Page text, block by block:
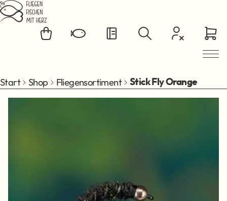
Zum Hauptinhalt springen
Start Shop Fliegensortiment Stick Fly Orange